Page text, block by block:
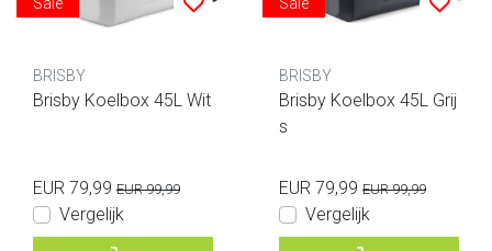
Sale
BRISBY
Brisby Koelbox 45L Wit
EUR 79,99 EUR 99,99
Vergelijk
Sale
BRISBY
Brisby Koelbox 45L Grij
s
EUR 79,99 EUR 99,99
Vergelijk